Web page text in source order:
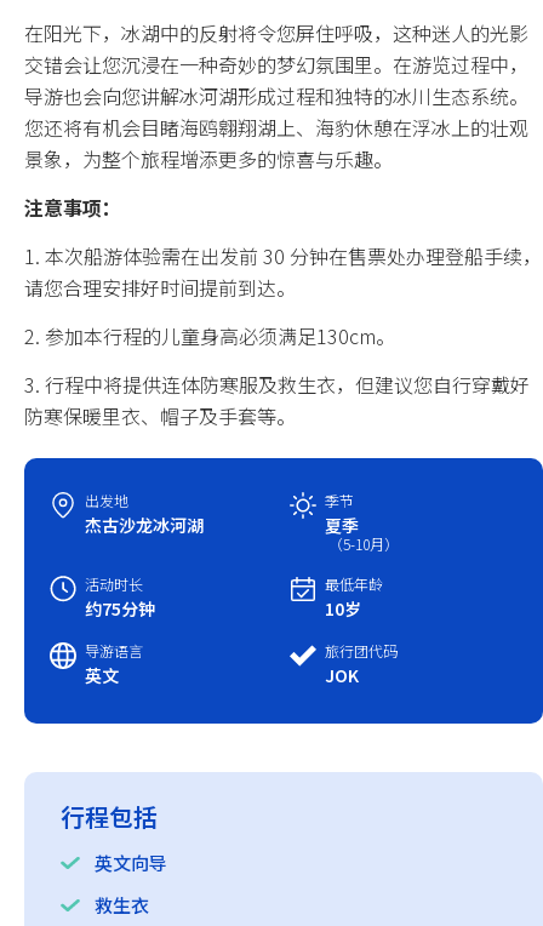
冰川
温泉
极光
中国春节
中国国庆
在阳光下，冰湖中的反射将令您屏住呼吸，这种迷人的光影
交错会让您沉浸在一种奇妙的梦幻氛围里。在游览过程中，
导游也会向您讲解冰河湖形成过程和独特的冰川生态系统。
您还将有机会目睹海鸥翱翔湖上、海豹休憩在浮冰上的壮观
景象，为整个旅程增添更多的惊喜与乐趣。
注意事项：
1. 本次船游体验需在出发前 30 分钟在售票处办理登船手续，
请您合理安排好时间提前到达。
2. 参加本行程的儿童身高必须满足130cm。
3. 行程中将提供连体防寒服及救生衣，但建议您自行穿戴好
防寒保暖里衣、帽子及手套等。
出发地
杰古沙龙冰河湖
季节
夏季
（5-10月）
活动时长
约75分钟
最低年龄
10岁
导游语言
英文
旅行团代码
JOK
行程包括
英文向导
救生衣